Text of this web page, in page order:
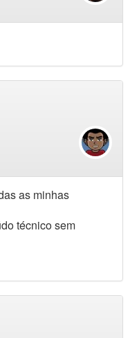
as minhas
técnico sem